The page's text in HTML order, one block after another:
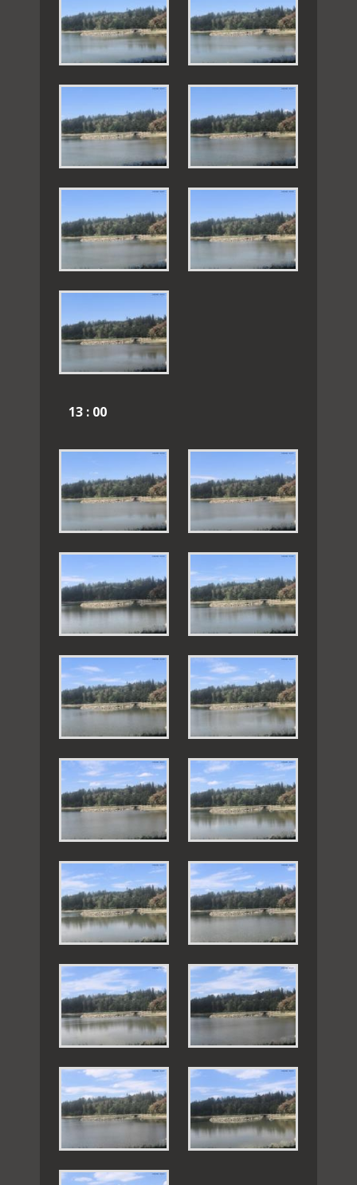
13 : 00